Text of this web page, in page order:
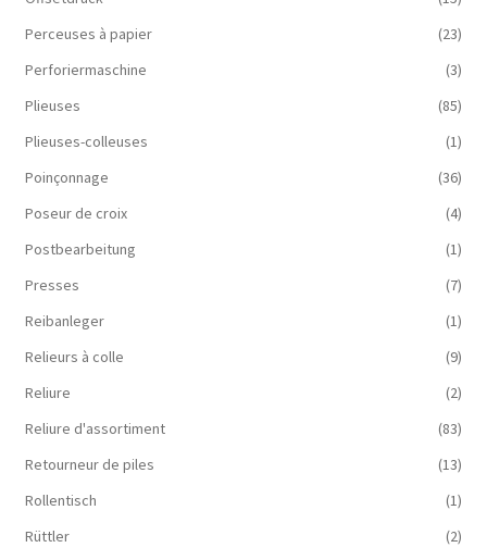
Perceuses à papier
(23)
Perforiermaschine
(3)
Plieuses
(85)
Plieuses-colleuses
(1)
Poinçonnage
(36)
Poseur de croix
(4)
Postbearbeitung
(1)
Presses
(7)
Reibanleger
(1)
Relieurs à colle
(9)
Reliure
(2)
Reliure d'assortiment
(83)
Retourneur de piles
(13)
Rollentisch
(1)
Rüttler
(2)